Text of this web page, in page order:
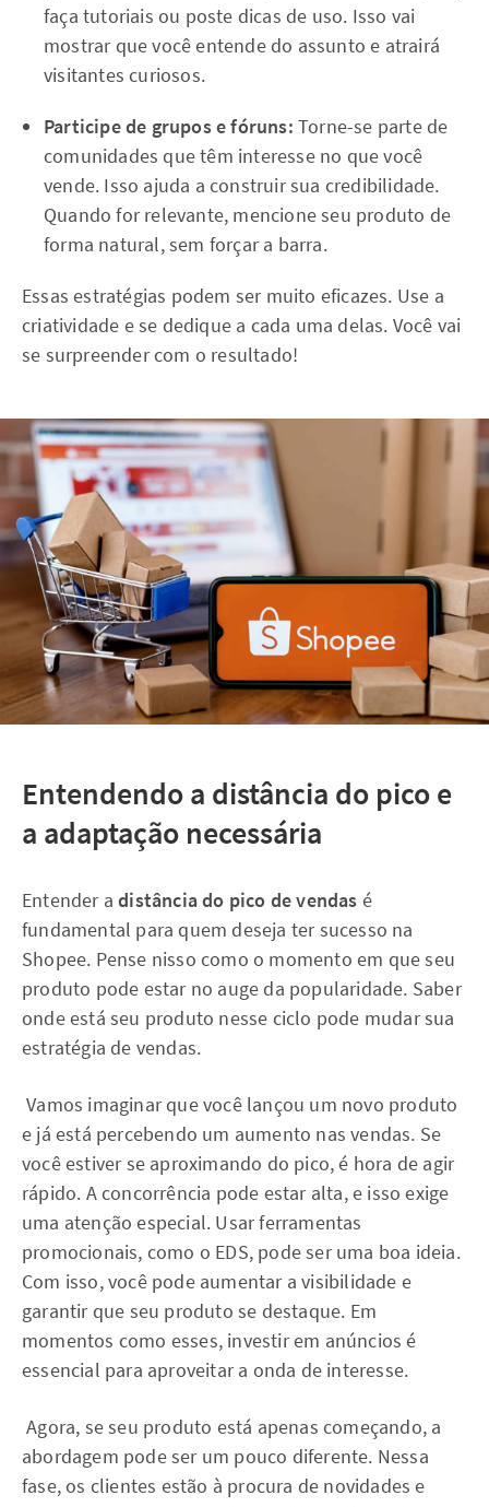
faça tutoriais ou poste dicas de uso. Isso vai
mostrar que você entende do assunto e atrairá
visitantes curiosos.
Participe de grupos e fóruns: Torne-se parte de
comunidades que têm interesse no que você
vende. Isso ajuda a construir sua credibilidade.
Quando for relevante, mencione seu produto de
forma natural, sem forçar a barra.
Essas estratégias podem ser muito eficazes. Use a
criatividade e se dedique a cada uma delas. Você vai
se surpreender com o resultado!
Entendendo a distância do pico e
a adaptação necessária
Entender adistância do pico de vendas é
fundamental para quem deseja ter sucesso na
Shopee. Pense nisso como o momento em que seu
produto pode estar no auge da popularidade. Saber
onde está seu produto nesse ciclo pode mudar sua
estratégia de vendas.
Vamos imaginar que você lançou um novo produto
e já está percebendo um aumento nas vendas. Se
você estiver se aproximando do pico, é hora de agir
rápido. A concorrência pode estar alta, e isso exige
uma atenção especial. Usar ferramentas
promocionais, como o EDS, pode ser uma boa ideia.
Com isso, você pode aumentar a visibilidade e
garantir que seu produto se destaque. Em
momentos como esses, investir em anúncios é
essencial para aproveitar a onda de interesse.
Agora, se seu produto está apenas começando, a
abordagem pode ser um pouco diferente. Nessa
fase, os clientes estão à procura de novidades e